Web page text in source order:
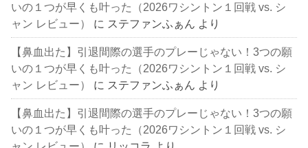
いの１つが早くも叶った（2026ワシントン１回戦 vs. シ
ャン レビュー）
に ステファンふぁん より
【鼻血出た】引退間際の選手のプレーじゃない！3つの願
いの１つが早くも叶った（2026ワシントン１回戦 vs. シ
ャン レビュー）
に ステファンふぁん より
【鼻血出た】引退間際の選手のプレーじゃない！3つの願
いの１つが早くも叶った（2026ワシントン１回戦 vs. シ